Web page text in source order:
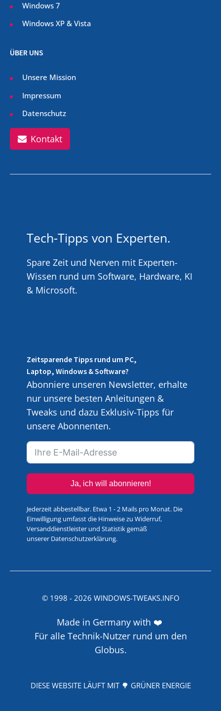
Windows 7
Windows XP & Vista
ÜBER UNS
Unsere Mission
Impressum
Datenschutz
Kontakt
Tech-Tipps von Experten.
Spare Zeit und Nerven mit Experten-
Wissen rund um Software, Hardware, KI
& Microsoft.
Zeitsparende Tipps rund um PC,
Laptop, Windows & Software?
Abonniere unseren Newsletter, erhalte
nur unsere besten Anleitungen &
Tweaks und dazu Exklusiv-Tipps für
unsere Abonnenten.
Ja, ich will abonnieren!
Jederzeit abbestellbar. Etwa 1 - 2 Mails pro Monat. Die
Einwilligung umfasst die Hinweise zu Widerruf,
Versanddienstleister und Statistik gemäß
unserer Datenschutzerklärung.
© 1998 - 2026 WINDOWS-TWEAKS.INFO
Made in Germany with ❤️
Für alle Technik-Nutzer rund um den
Globus.
DIESE WEBSITE LÄUFT MIT 🌳 GRÜNER ENERGIE